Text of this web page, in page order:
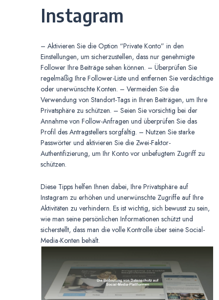
Instagram
– Aktivieren Sie die Option “Private Konto” in den
Einstellungen, um sicherzustellen, dass nur genehmigte
Follower Ihre Beiträge sehen können. – Überprüfen Sie
regelmäßig Ihre Follower-Liste und entfernen Sie verdächtige
oder unerwünschte Konten. – Vermeiden Sie die
Verwendung von Standort-Tags in Ihren Beiträgen, um Ihre
Privatsphäre zu schützen. – Seien Sie vorsichtig bei der
Annahme von Follow-Anfragen und überprüfen Sie das
Profil des Antragstellers sorgfältig. – Nutzen Sie starke
Passwörter und aktivieren Sie die Zwei-Faktor-
Authentifizierung, um Ihr Konto vor unbefugtem Zugriff zu
schützen.
Diese Tipps helfen Ihnen dabei, Ihre Privatsphäre auf
Instagram zu erhöhen und unerwünschte Zugriffe auf Ihre
Aktivitäten zu verhindern. Es ist wichtig, sich bewusst zu sein,
wie man seine persönlichen Informationen schützt und
sicherstellt, dass man die volle Kontrolle über seine Social-
Media-Konten behält.